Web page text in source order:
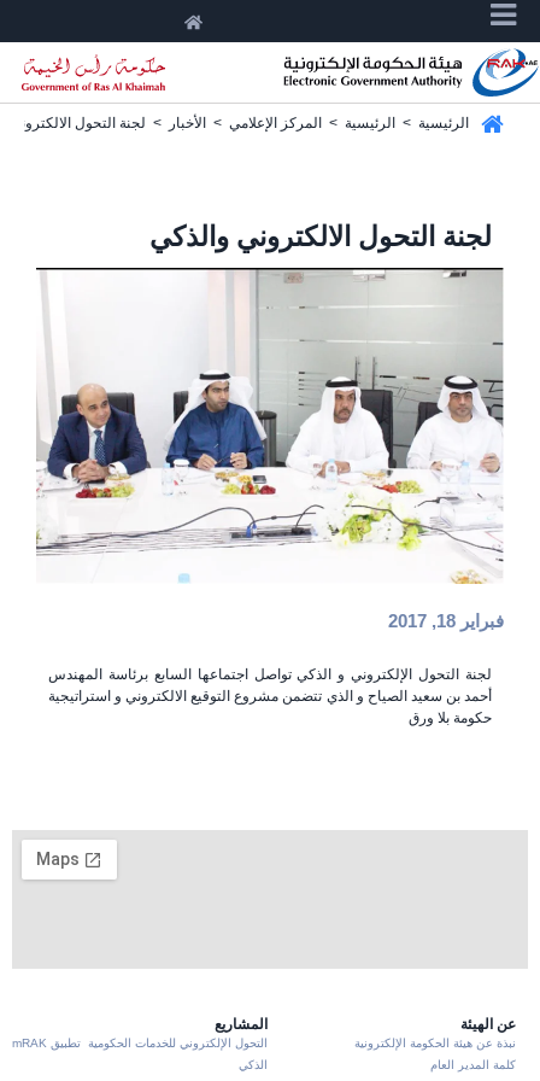
الرئيسية > الرئيسية > المركز الإعلامي > الأخبار > لجنة التحول الالكتروني
لجنة التحول الالكتروني والذكي
فبراير 18, 2017
لجنة التحول الإلكتروني و الذكي تواصل اجتماعها السابع برئاسة المهندس
أحمد بن سعيد الصياح و الذي تتضمن مشروع التوقيع الالكتروني و استراتيجية
حكومة بلا ورق
عن الهيئة
نبذة عن هيئة الحكومة الإلكترونية
كلمة المدير العام
المشاريع
التحول الإلكتروني للخدمات الحكومية
تطبيق mRAK
الذكي